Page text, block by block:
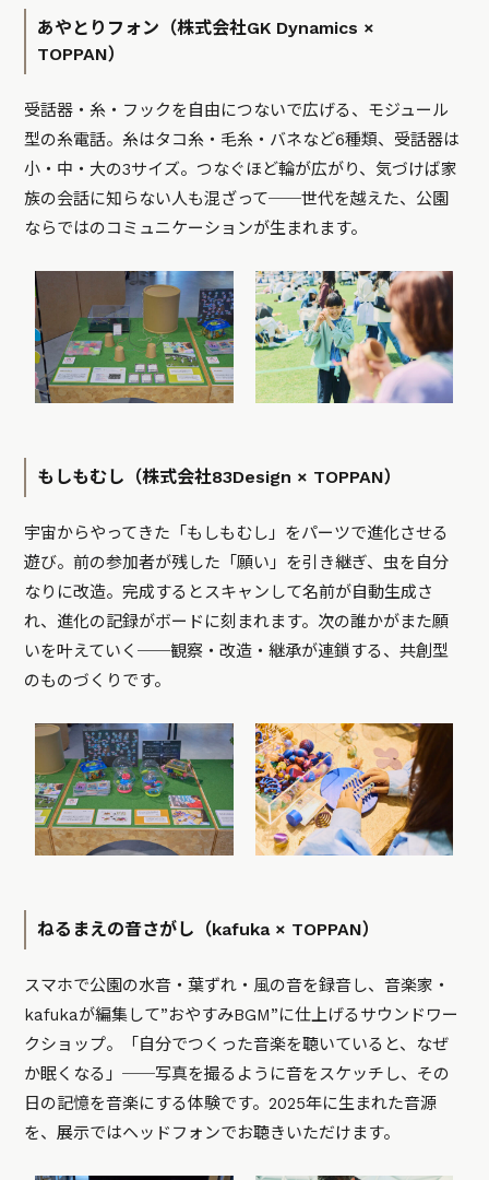
あやとりフォン（株式会社GK Dynamics ×
TOPPAN）
受話器・糸・フックを自由につないで広げる、モジュール
型の糸電話。糸はタコ糸・毛糸・バネなど6種類、受話器は
小・中・大の3サイズ。つなぐほど輪が広がり、気づけば家
族の会話に知らない人も混ざって──世代を越えた、公園
ならではのコミュニケーションが生まれます。
もしもむし（株式会社83Design × TOPPAN）
宇宙からやってきた「もしもむし」をパーツで進化させる
遊び。前の参加者が残した「願い」を引き継ぎ、虫を自分
なりに改造。完成するとスキャンして名前が自動生成さ
れ、進化の記録がボードに刻まれます。次の誰かがまた願
いを叶えていく──観察・改造・継承が連鎖する、共創型
のものづくりです。
ねるまえの音さがし（kafuka × TOPPAN）
スマホで公園の水音・葉ずれ・風の音を録音し、音楽家・
kafukaが編集して”おやすみBGM”に仕上げるサウンドワー
クショップ。「自分でつくった音楽を聴いていると、なぜ
か眠くなる」──写真を撮るように音をスケッチし、その
日の記憶を音楽にする体験です。2025年に生まれた音源
を、展示ではヘッドフォンでお聴きいただけます。